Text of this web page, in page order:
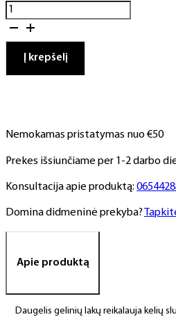
produkto
kiekis:
gelinis
lakas,
Į krepšelį
Nemokamas pristatymas nuo €50
Prekes išsiunčiame per 1-2 darbo
Konsultacija apie produktą:
Domina didmeninė prekyba?
Apie produktą
Daugelis gelinių lakų reikalauja kelių